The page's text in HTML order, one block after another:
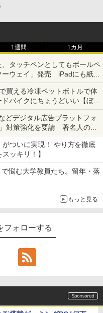
1週間 1カ月
タッチペンとしてもボールペ
ーウェイ」発売 iPadにも紙に
買える冷凍ペットボトルで体
バイクにちょうどいい【ぼっ
時間でなにしてる？】
どデジタル広告プラットフォ
対策強化を要請 著名人の写
対策として
ついに実現！ やり方を徹底
ッキリ！】
悩む大学教員たち。留年・落
もっと見る
フォローする